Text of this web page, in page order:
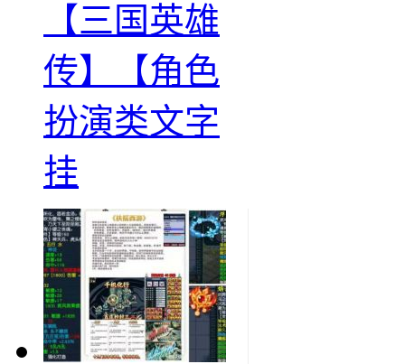
【三国英雄
传】【角色
扮演类文字
挂